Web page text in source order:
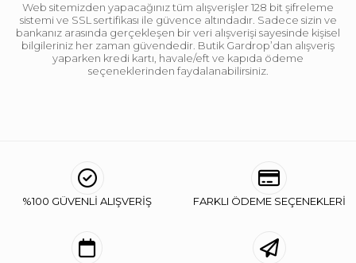
Web sitemizden yapacağınız tüm alışverişler 128 bit şifreleme
sistemi ve SSL sertifikası ile güvence altındadır. Sadece sizin ve
bankanız arasında gerçekleşen bir veri alışverişi sayesinde kişisel
bilgileriniz her zaman güvendedir. Butik Gardrop’dan alışveriş
yaparken kredi kartı, havale/eft ve kapıda ödeme
seçeneklerinden faydalanabilirsiniz.
%100 GÜVENLİ ALIŞVERİŞ FARKLI ÖDEME SEÇENEKLERİ